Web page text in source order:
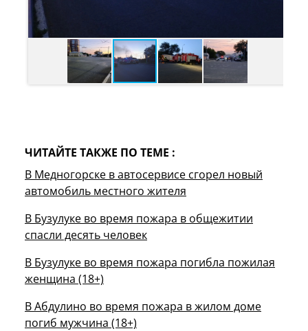
ЧИТАЙТЕ ТАКЖЕ ПО ТЕМЕ :
В Медногорске в автосервисе сгорел новый
автомобиль местного жителя
В Бузулуке во время пожара в общежитии
спасли десять человек
В Бузулуке во время пожара погибла пожилая
женщина (18+)
В Абдулино во время пожара в жилом доме
погиб мужчина (18+)